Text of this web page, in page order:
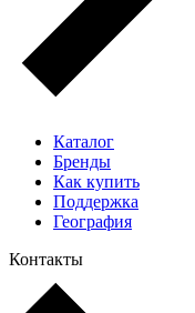
Каталог
Бренды
Как купить
Поддержка
География
Контакты